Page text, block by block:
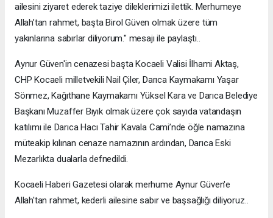
ailesini ziyaret ederek taziye dileklerimizi ilettik. Merhumeye
Allah’tan rahmet, başta Birol Güven olmak üzere tüm
yakınlarına sabırlar diliyorum." mesajı ile paylaştı..
Aynur Güven'in cenazesi başta Kocaeli Valisi İlhami Aktaş,
CHP Kocaeli milletvekili Nail Çiler, Darıca Kaymakamı Yaşar
Sönmez, Kağıthane Kaymakamı Yüksel Kara ve Darıca Belediye
Başkanı Muzaffer Bıyık olmak üzere çok sayıda vatandaşın
katılımı ile Darıca Hacı Tahir Kavala Cami’nde öğle namazına
müteakip kılınan cenaze namazının ardından, Darıca Eski
Mezarlıkta dualarla defnedildi.
Kocaeli Haberi Gazetesi olarak merhume Aynur Güven'e
Allah'tan rahmet, kederli ailesine sabır ve başsağlığı diliyoruz..